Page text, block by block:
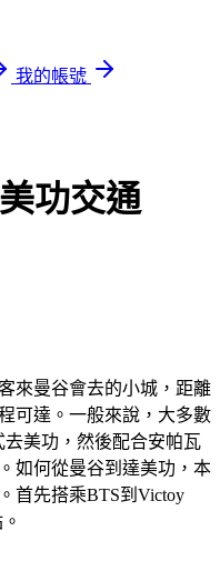
我的帳號
功交通
來曼谷會去的小城，距離
可達。一般來說，大多數
去美功，然後配合安帕瓦
如何從曼谷到達美功，本
首先搭乘BTS到Victoy